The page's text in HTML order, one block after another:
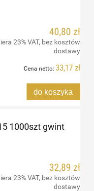
40,80 zł
23% VAT, bez kosztów
dostawy
Cena netto: 33,17 zł
do koszyka
1000szt gwint
32,89 zł
23% VAT, bez kosztów
dostawy